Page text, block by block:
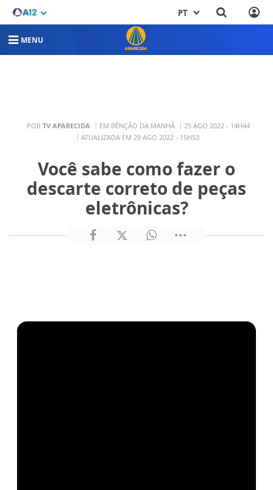
PT
MENU
POR TV APARECIDA EM BÊNÇÃO DA MANHÃ
25 AGO 2022 - 14H44
ATUALIZADA EM 29 AGO 2022 - 15H53
Você sabe como fazer o
descarte correto de peças
eletrônicas?